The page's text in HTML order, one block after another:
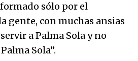
sólo por el
gente, con muchas ansias
a Palma Sola y no
Sola”.